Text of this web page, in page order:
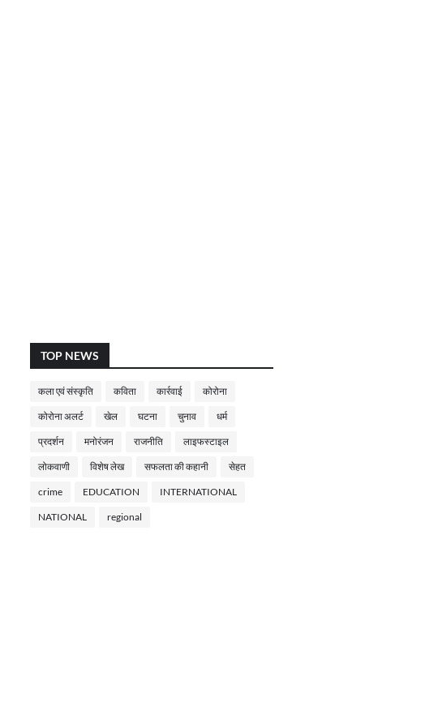
TOP NEWS
कला एवं संस्कृति कविता कार्रवाई कोरोना
कोरोना अलर्ट खेल घटना चुनाव धर्म
प्रदर्शन मनोरंजन राजनीति लाइफस्टाइल
लोकवाणी विशेष लेख सफलता की कहानी सेहत
crime EDUCATION INTERNATIONAL
NATIONAL regional